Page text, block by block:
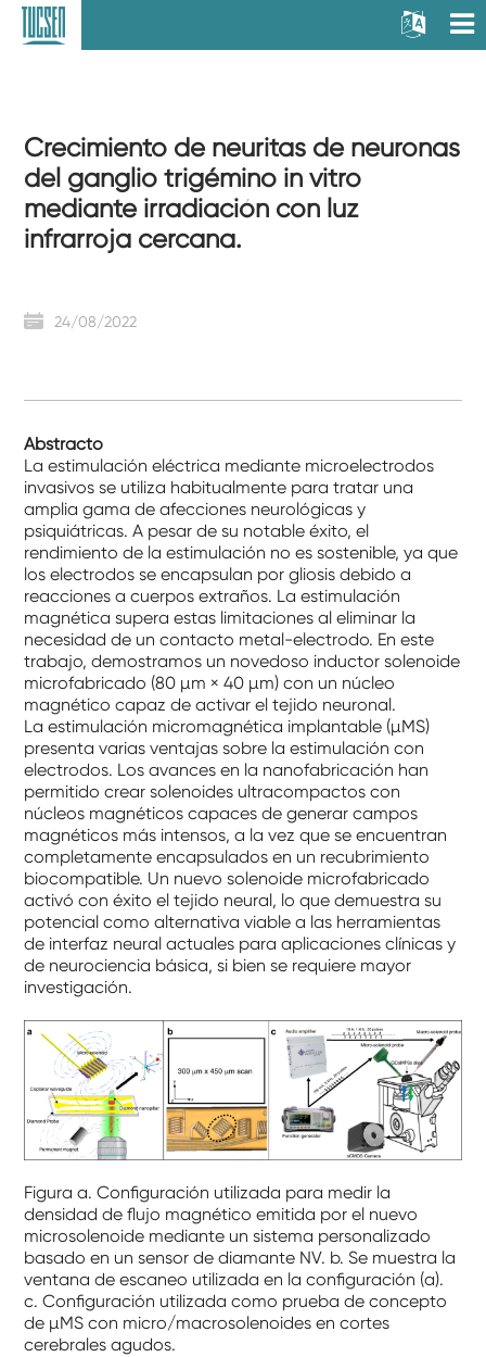
Crecimiento de neuritas de neuronas
del ganglio trigémino in vitro
mediante irradiación con luz
infrarroja cercana.
24/08/2022
Abstracto
La estimulación eléctrica mediante microelectrodos
invasivos se utiliza habitualmente para tratar una
amplia gama de afecciones neurológicas y
psiquiátricas. A pesar de su notable éxito, el
rendimiento de la estimulación no es sostenible, ya que
los electrodos se encapsulan por gliosis debido a
reacciones a cuerpos extraños. La estimulación
magnética supera estas limitaciones al eliminar la
necesidad de un contacto metal-electrodo. En este
trabajo, demostramos un novedoso inductor solenoide
microfabricado (80 µm × 40 µm) con un núcleo
magnético capaz de activar el tejido neuronal.
La estimulación micromagnética implantable (µMS)
presenta varias ventajas sobre la estimulación con
electrodos. Los avances en la nanofabricación han
permitido crear solenoides ultracompactos con
núcleos magnéticos capaces de generar campos
magnéticos más intensos, a la vez que se encuentran
completamente encapsulados en un recubrimiento
biocompatible. Un nuevo solenoide microfabricado
activó con éxito el tejido neural, lo que demuestra su
potencial como alternativa viable a las herramientas
de interfaz neural actuales para aplicaciones clínicas y
de neurociencia básica, si bien se requiere mayor
investigación.
Figura a. Configuración utilizada para medir la
densidad de flujo magnético emitida por el nuevo
microsolenoide mediante un sistema personalizado
basado en un sensor de diamante NV. b. Se muestra la
ventana de escaneo utilizada en la configuración (a).
c. Configuración utilizada como prueba de concepto
de µMS con micro/macrosolenoides en cortes
cerebrales agudos.